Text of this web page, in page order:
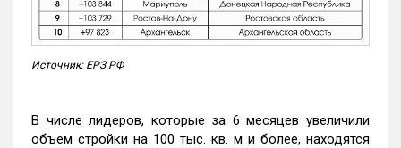
Источник: ЕРЗ.РФ
В числе лидеров, которые за 6 месяцев увеличили
объем стройки на 100 тыс. кв. м и более, находятся